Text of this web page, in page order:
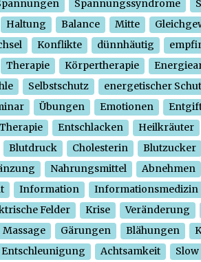
Spannungssyndrome
Haltung Balance Mitte
Konflikte dünnhäutig
Therapie Körpertherapie
Selbstschutz
energetischer
Übungen Emotionen
Entschlacken
Heilkräuter
Blutdruck Cholesterin
Blutzucker
Nahrungsmittel
Abnehmen
Information
Informationsmedizin
Felder Krise
Veränderung
Massage Gärungen Blähungen
Entschleunigung Achtsamkeit
Slow